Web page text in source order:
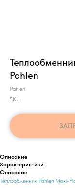
Pahlen
Pahlen
SKU:
Описание
Характеристики
Описание
Теплообменник Pahlen Maxi-